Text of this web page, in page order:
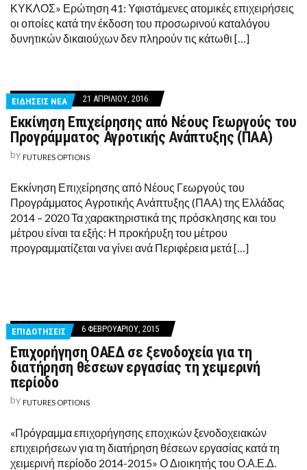
ΚΥΚΛΟΣ» Ερώτηση 41: Υφιστάμενες ατομικές επιχειρήσεις
οι οποίες κατά την έκδοση του προσωρινού καταλόγου
δυνητικών δικαιούχων δεν πληρούν τις κάτωθι […]
ΕΙΔΗΣΕΙΣ ΝΕΑ 21 ΑΠΡΙΛΊΟΥ, 2016
Εκκίνηση Επιχείρησης από Νέους Γεωργούς του
Προγράμματος Αγροτικής Ανάπτυξης (ΠΑΑ)
by FUTURES OPTIONS
Εκκίνηση Επιχείρησης από Νέους Γεωργούς του
Προγράμματος Αγροτικής Ανάπτυξης (ΠΑΑ) της Ελλάδας
2014 – 2020 Τα χαρακτηριστικά της πρόσκλησης και του
μέτρου είναι τα εξής: Η προκήρυξη του μέτρου
προγραμματίζεται να γίνει ανά Περιφέρεια μετά […]
ΕΠΙΔΟΤΗΣΕΙΣ 6 ΦΕΒΡΟΥΑΡΊΟΥ, 2015
Επιχορήγηση ΟΑΕΔ σε ξενοδοχεία για τη
διατήρηση θέσεων εργασίας τη χειμερινή
περίοδο
by FUTURES OPTIONS
«Πρόγραμμα επιχορήγησης εποχικών ξενοδοχειακών
επιχειρήσεων για τη διατήρηση θέσεων εργασίας κατά τη
χειμερινή περίοδο 2014-2015» Ο Διοικητής του Ο.Α.Ε.Δ.